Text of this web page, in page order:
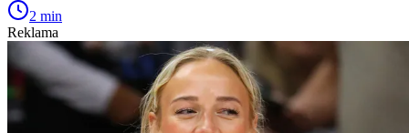
2 min
Reklama